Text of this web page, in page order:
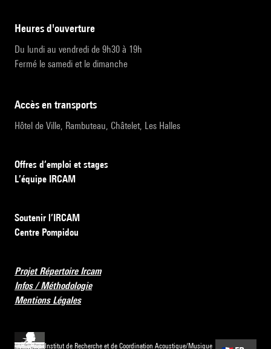
heures d'ouverture
Du lundi au vendredi de 9h30 à 19h
Fermé le samedi et le dimanche
accès en transports
Hôtel de Ville, Rambuteau, Châtelet, Les Halles
Offres d’emploi et stages
L’équipe IRCAM
Soutenir l’IRCAM
Centre Pompidou
Projet Répertoire Ircam
Infos / Méthodologie
Mentions Légales
Institut de Recherche et de Coordination Acoustique/Musique